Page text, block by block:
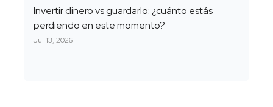
Invertir dinero vs guardarlo: ¿cuánto estás
perdiendo en este momento?
Jul 13, 2026